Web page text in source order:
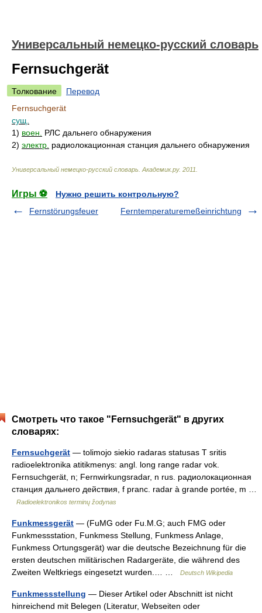
Универсальный немецко-русский словарь
Fernsuchgerät
Толкование
Перевод
Fernsuchgerät
сущ.
1) воен.
РЛС дальнего обнаружения
2) электр. радиолокационная станция дальнего обнаружения
Универсальный немецко-русский словарь Академик.ру. 2011
Игры ⚽
Нужно решить контрольную?
Fernstörungsfeuer
Ferntemperaturemeßeinrichtung
Смотреть что такое "Fernsuchgerät" в других
словарях:
Fernsuchgerät — tolimojo siekio radaras statusas T sritis
radioelektronika atitikmenys: angl. long range radar vok.
Fernsuchgerät, n; Fernwirkungsradar, n rus. радиолокационная
станция дальнего действия, f pranc. radar à grande portée, m …
Radioelektronikos terminų žodynas
Funkmessgerät — (FuMG oder Fu.M.G; auch FMG oder
Funkmessstation, Funkmess Stellung, Funkmess Anlage,
Funkmess Ortungsgerät) war die deutsche Bezeichnung für die
ersten deutschen militärischen Radargeräte, die während des
Zweiten Weltkriegs eingesetzt wurden.… …
Deutsch Wikipedia
Funkmessstellung — Dieser Artikel oder Abschnitt ist nicht
hinreichend mit Belegen (Literatur, Webseiten oder